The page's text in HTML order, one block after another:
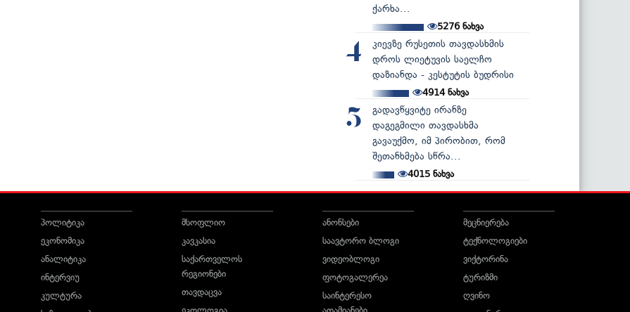
ქარხა...
5276ნახვა
4
კიევზე რუსეთის თავდასხმის
დროს ლიეტუვის საელჩო
დაზიანდა - კესტუტის ბუდრისი
4914ნახვა
5
გადავწყვიტე ირანზე
დაგეგმილი თავდასხმა
გავაუქმო, იმ პირობით, რომ
შეთანხმება სწრა...
4015 ნახვა
პოლიტიკა
ეკონომიკა
ანალიტიკა
ინტერვიუ
კულტურა
მსოფლიო
კავკასია
საქართველოს
რეგიონები
თავდაცვა
ანონსები
საავტორო ბლოგი
ვიდეობლოგი
ფოტოგალერეა
საინტერესო
მეცნიერება
ტექნოლოგიები
ვიქტორინა
ტურიზმი
ღვინო